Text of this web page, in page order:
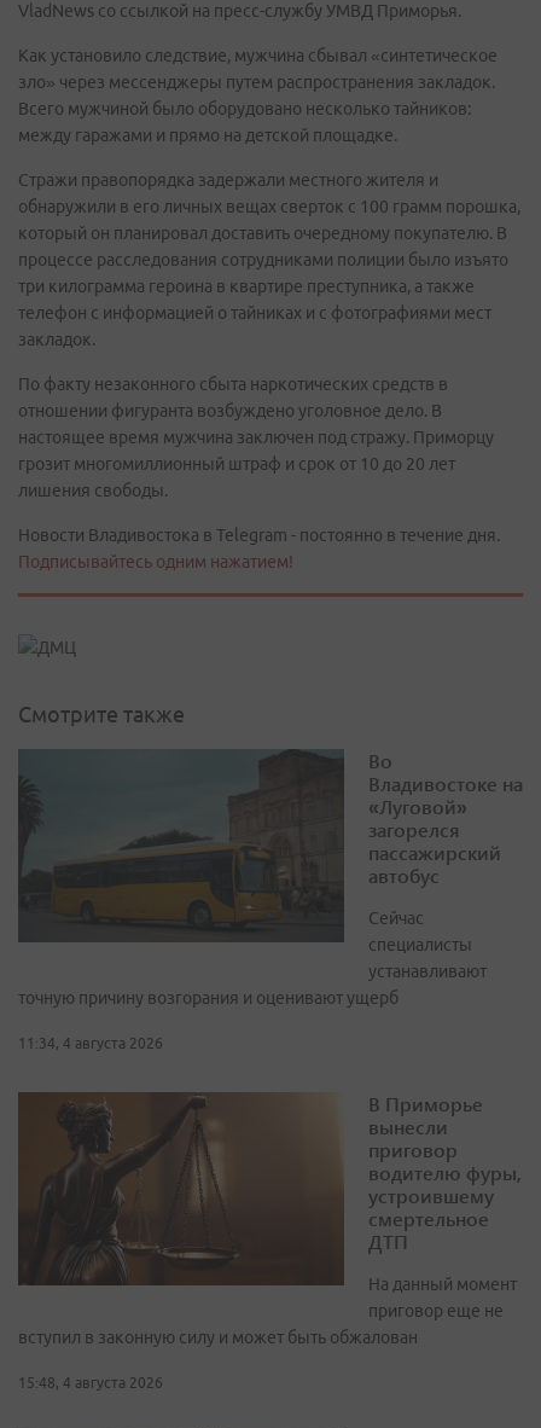
VladNews со ссылкой на пресс-службу УМВД Приморья.
Как установило следствие, мужчина сбывал «синтетическое
зло» через мессенджеры путем распространения закладок.
Всего мужчиной было оборудовано несколько тайников:
между гаражами и прямо на детской площадке.
Стражи правопорядка задержали местного жителя и
обнаружили в его личных вещах сверток с 100 грамм порошка,
который он планировал доставить очередному покупателю. В
процессе расследования сотрудниками полиции было изъято
три килограмма героина в квартире преступника, а также
телефон с информацией о тайниках и с фотографиями мест
закладок.
По факту незаконного сбыта наркотических средств в
отношении фигуранта возбуждено уголовное дело. В
настоящее время мужчина заключен под стражу. Приморцу
грозит многомиллионный штраф и срок от 10 до 20 лет
лишения свободы.
Новости Владивостока в Telegram - постоянно в течение дня.
Подписывайтесь одним нажатием!
Смотрите также
Во
Владивостоке на
«Луговой»
загорелся
пассажирский
автобус
Сейчас
специалисты
устанавливают
точную причину возгорания и оценивают ущерб
11:34, 4 августа 2026
В Приморье
вынесли
приговор
водителю фуры,
устроившему
смертельное
ДТП
На данный момент
приговор еще не
вступил в законную силу и может быть обжалован
15:48, 4 августа 2026